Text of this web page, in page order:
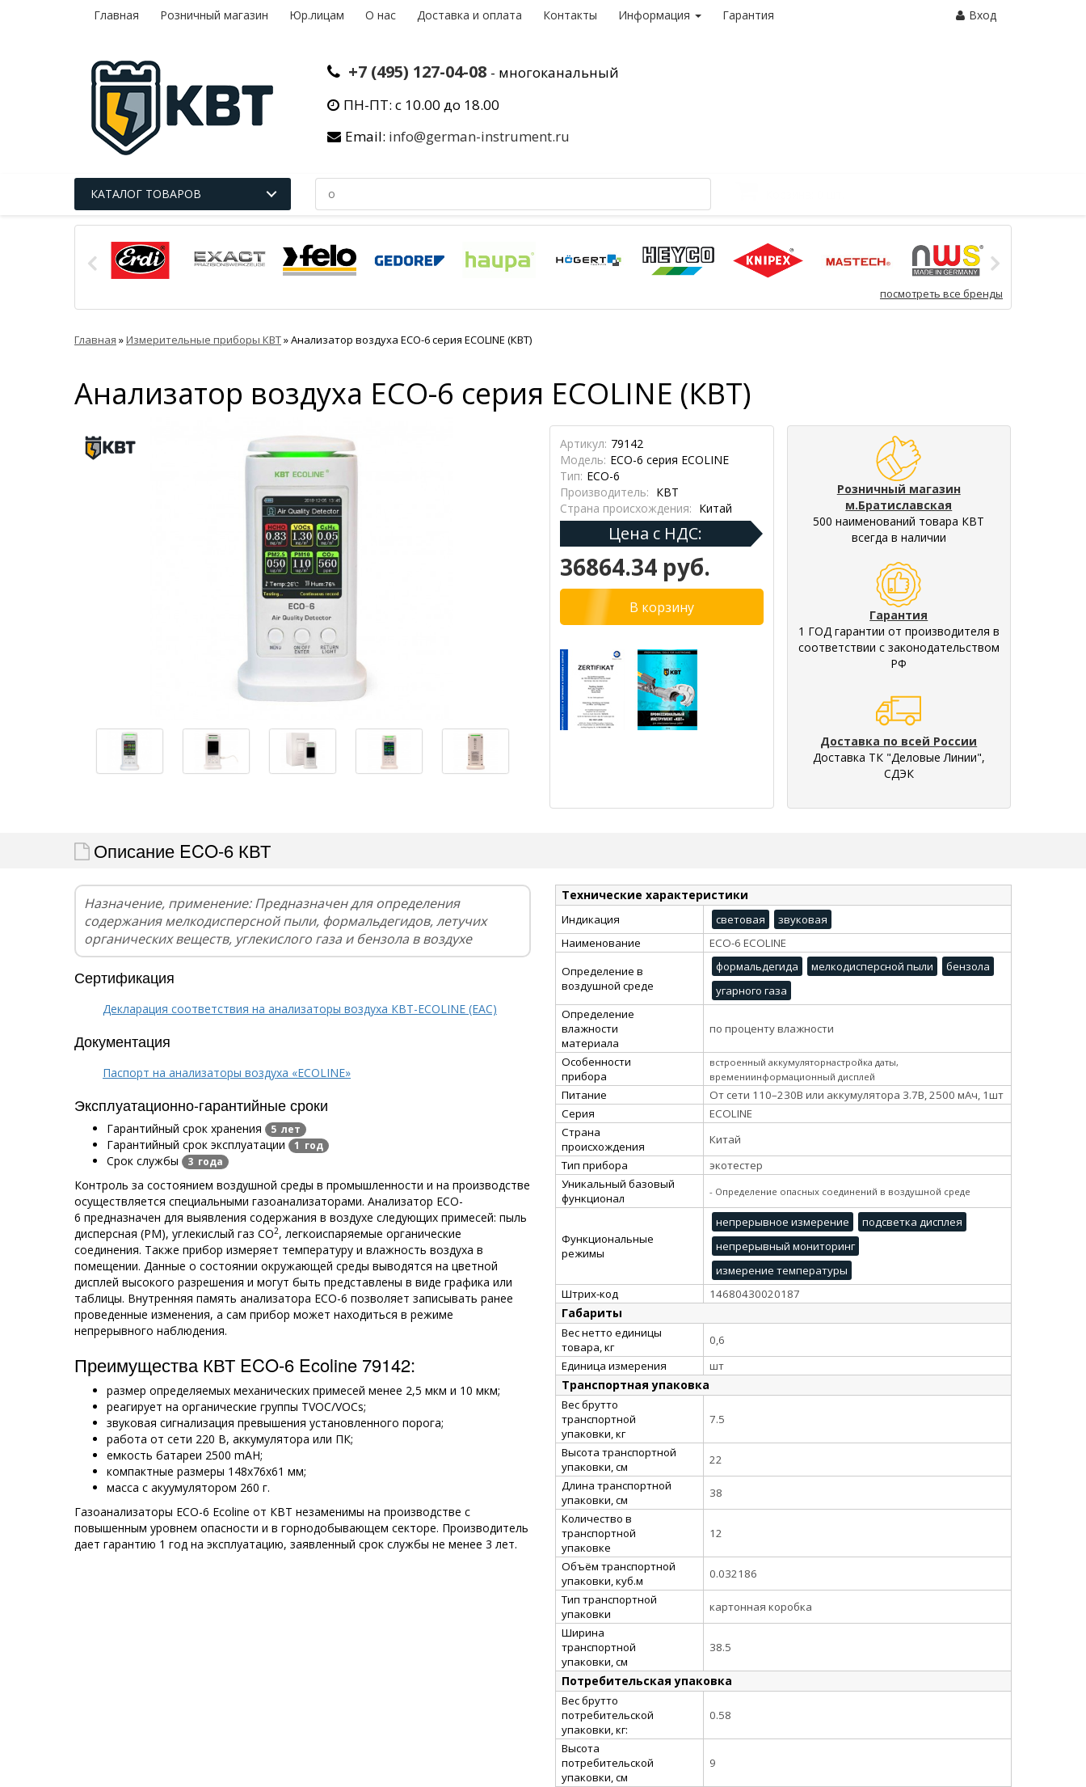
Главная Розничный магазин Юр.лицам О нас Доставка и оплата Контакты Информация Гарантия Вход
+7 (495) 127-04-08 - многоканальный
ПН-ПТ: с 10.00 до 18.00
Email: info@german-instrument.ru
КАТАЛОГ ТОВАРОВ
посмотреть все бренды
Главная »Измерительные приборы КВТ»Анализатор воздуха ECO-6 серия ECOLINE (КВТ)
Анализатор воздуха ECO-6 серия ECOLINE (КВТ)
Артикул: 79142
Модель: ECO-6 серия ECOLINE
Тип: ECO-6
Производитель: КВТ
Страна происхождения: Китай
Цена с НДС:
36864.34 руб.
Розничный магазин
м.Братиславская
500 наименований товара КВТ
всегда в наличии
Гарантия
1 ГОД гарантии от производителя в
соответствии с законодательством
РФ
Доставка по всей России
Доставка ТК "Деловые Линии",
СДЭК
Описание ECO-6 КВТ
Назначение, применение: Предназначен для определения
содержания мелкодисперсной пыли, формальдегидов, летучих
органических веществ, углекислого газа и бензола в воздухе
Сертификация
Декларация соответствия на анализаторы воздуха КВТ-ECOLINE (EAC)
Документация
Паспорт на анализаторы воздуха «ECOLINE»
Эксплуатационно-гарантийные сроки
Гарантийный срок хранения 5 лет
Гарантийный срок эксплуатации 1 год
Срок службы 3 года
Контроль за состоянием воздушной среды в промышленности и на производстве
осуществляется специальными газоанализаторами. Анализатор ECO-
6 предназначен для выявления содержания в воздухе следующих примесей: пыль
дисперсная (РМ), углекислый газ СО2, легкоиспаряемые органические
соединения. Также прибор измеряет температуру и влажность воздуха в
помещении. Данные о состоянии окружающей среды выводятся на цветной
дисплей высокого разрешения и могут быть представлены в виде графика или
таблицы. Внутренняя память анализатора ECO-6 позволяет записывать ранее
проведенные изменения, а сам прибор может находиться в режиме
непрерывного наблюдения.
Преимущества КВТ ECO-6 Ecoline 79142:
размер определяемых механических примесей менее 2,5 мкм и 10 мкм;
реагирует на органические группы TVOC/VOCs;
звуковая сигнализация превышения установленного порога;
работа от сети 220 В, аккумулятора или ПК;
емкость батареи 2500 mAH;
компактные размеры 148х76х61 мм;
масса с акуумулятором 260 г.
Газоанализаторы ECO-6 Ecoline от КВТ незаменимы на производстве с
повышенным уровнем опасности и в горнодобывающем секторе. Производитель
дает гарантию 1 год на эксплуатацию, заявленный срок службы не менее 3 лет.
Технические характеристики
Индикация световая
звуковая
Наименование
ECO-6 ECOLINE
Определение в
воздушной среде
формальдегида мелкодисперсной пыли
бензола
угарного газа
Определение
влажности
материала
по проценту влажности
Особенности
прибора
встроенный аккумуляторнастройка даты,
времениинформационный дисплей
Питание
От сети 110–230В или аккумулятора 3.7В, 2500 мАч, 1шт
Серия
ECOLINE
Страна
происхождения
Китай
Тип прибора
экотестер
Уникальный базовый
функционал
- Определение опасных соединений в воздушной среде
Функциональные
режимы
непрерывное измерение
подсветка дисплея
непрерывный мониторинг
измерение температуры
Штрих-код
14680430020187
Габариты
Вес нетто единицы
товара, кг
0,6
Единица измерения
шт
Транспортная упаковка
Вес брутто
транспортной
упаковки, кг
7.5
Высота транспортной
упаковки, см
22
Длина транспортной
упаковки, см
38
Количество в
транспортной
упаковке
12
Объём транспортной
упаковки, куб.м
0.032186
Тип транспортной
упаковки
картонная коробка
Ширина
транспортной
упаковки, см
38.5
Потребительская упаковка
Вес брутто
потребительской
упаковки, кг:
0.58
Высота
потребительской
упаковки, см
9